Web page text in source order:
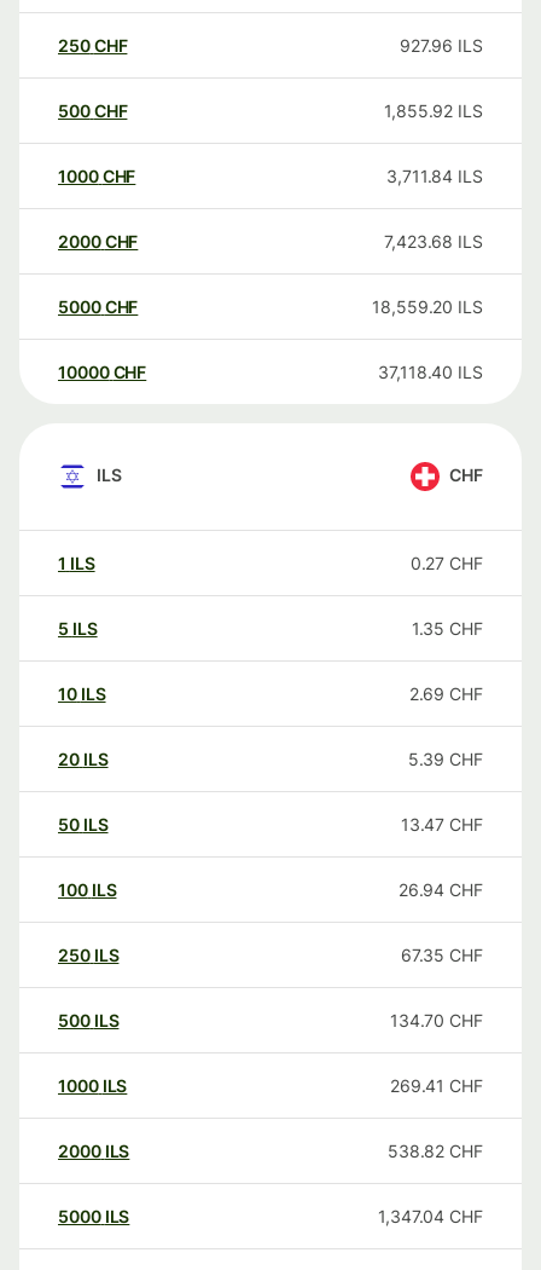
250CHF 927.96 ILS
500CHF 1,855.92 ILS
1000CHF 3,711.84 ILS
2000CHF 7,423.68 ILS
5000CHF 18,559.20 ILS
10000 CHF 37,118.40 ILS
ILS CHF
1 ILS 0.27 CHF
5 ILS 1.35 CHF
10 ILS 2.69 CHF
20 ILS 5.39 CHF
50 ILS 13.47 CHF
100 ILS 26.94 CHF
250 ILS 67.35 CHF
500 ILS 134.70 CHF
1000 ILS 269.41 CHF
2000 ILS 538.82 CHF
5000 ILS 1,347.04 CHF